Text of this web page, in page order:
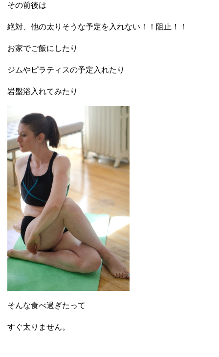
その前後は
絶対、他の太りそうな予定を入れない！！阻止！！
お家でご飯にしたり
ジムやピラティスの予定入れたり
岩盤浴入れてみたり
そんな食べ過ぎたって
すぐ太りません。